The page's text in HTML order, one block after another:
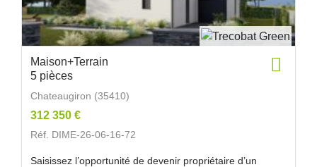
Maison+Terrain
5 pièces
Chateaugiron (35410)
312 350 €
Réf. DIME-26-06-16-72
Saisissez l’opportunité de devenir propriétaire d’un